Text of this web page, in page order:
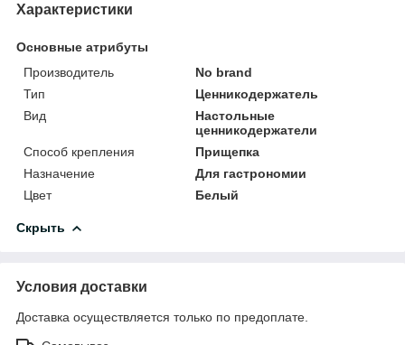
Характеристики
Основные атрибуты
Производитель
No brand
Тип
Ценникодержатель
Вид
Настольные
ценникодержатели
Способ крепления
Прищепка
Назначение
Для гастрономии
Цвет
Белый
Скрыть
Условия доставки
Доставка осуществляется только по предоплате.